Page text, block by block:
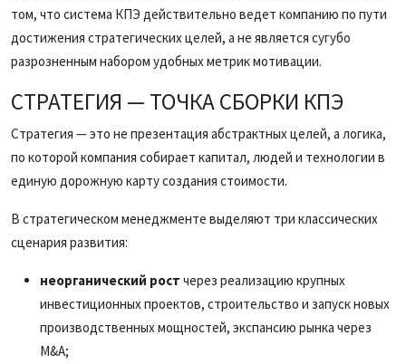
том, что система КПЭ действительно ведет компанию по пути
достижения стратегических целей, а не является сугубо
разрозненным набором удобных метрик мотивации.
СТРАТЕГИЯ — ТОЧКА СБОРКИ КПЭ
Стратегия — это не презентация абстрактных целей, а логика,
по которой компания собирает капитал, людей и технологии в
единую дорожную карту создания стоимости.
В стратегическом менеджменте выделяют три классических
сценария развития:
неорганический рост через реализацию крупных
инвестиционных проектов, строительство и запуск новых
производственных мощностей, экспансию рынка через
M&A;